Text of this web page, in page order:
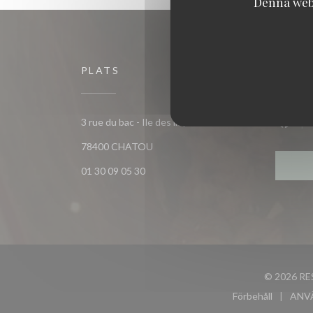
PLATS
3 rue du bac - Ile des impressionnistes
78400 CHATOU((öppnas i ett nytt fönster))
01 30 09 05 30
© 2026
Förbehåll
((öppnas i